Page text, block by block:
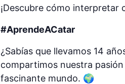
¡Descubre cómo
#AprendeACatar
¿Sabías que llevamos 14
compartimos nuestra
fascinante mundo. 🌍